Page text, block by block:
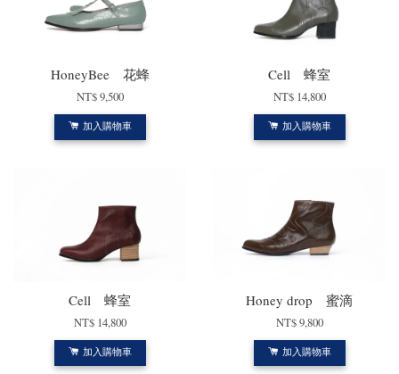
HoneyBee 花蜂
NT$ 9,500
加入購物車
Cell 蜂室
NT$ 14,800
加入購物車
Cell 蜂室
NT$ 14,800
加入購物車
Honey drop 蜜滴
NT$ 9,800
加入購物車